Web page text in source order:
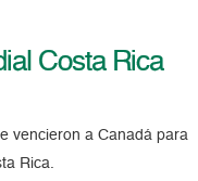
Costa Rica
vencieron a Canadá para
Rica.